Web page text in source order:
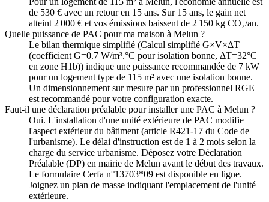
de 530 € avec un retour en 15 ans. Sur 15 ans, le gain net
atteint 2 000 € et vos émissions baissent de 2 150 kg CO₂/an.
Quelle puissance de PAC pour ma maison à Melun ?
Le bilan thermique simplifié (Calcul simplifié G×V×ΔT
(coefficient G=0.7 W/m³.°C pour isolation bonne, ΔT=32°C
en zone H1b)) indique une puissance recommandée de 7 kW
pour un logement type de 115 m² avec une isolation bonne.
Un dimensionnement sur mesure par un professionnel RGE
est recommandé pour votre configuration exacte.
Faut-il une déclaration préalable pour installer une PAC à Melun ?
Oui. L'installation d'une unité extérieure de PAC modifie
l'aspect extérieur du bâtiment (article R421-17 du Code de
l'urbanisme). Le délai d'instruction est de 1 à 2 mois selon la
charge du service urbanisme. Déposez votre Déclaration
Préalable (DP) en mairie de Melun avant le début des travaux.
Le formulaire Cerfa n°13703*09 est disponible en ligne.
Joignez un plan de masse indiquant l'emplacement de l'unité
extérieure.